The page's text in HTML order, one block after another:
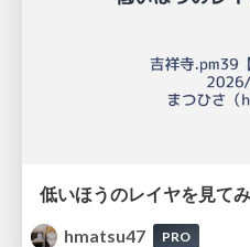
低いほうのレイヤを見て
hmatsu47
PRO